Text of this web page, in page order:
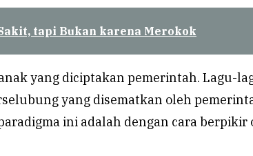
tapi Bukan karena Merokok
yang diciptakan pemerintah. Lagu-
yang disematkan oleh
ini adalah dengan cara berpikir